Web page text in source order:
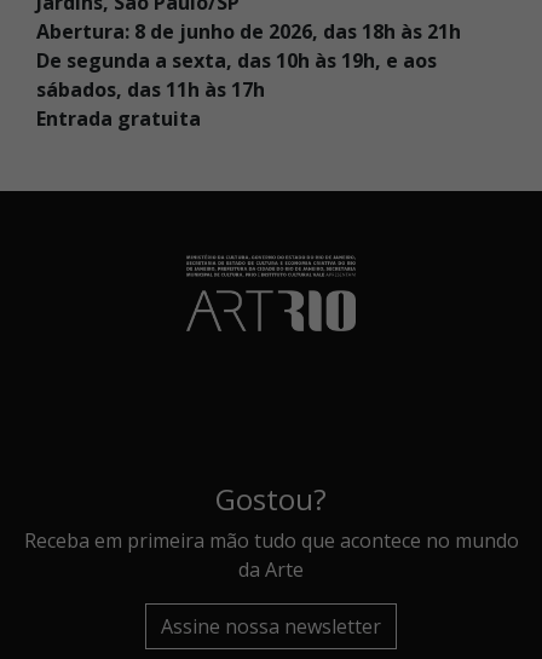
Abertura: 8 de junho de 2026, das 18h às 21h
De segunda a sexta, das 10h às 19h, e aos
sábados, das 11h às 17h
Entrada gratuita
Gostou?
Receba em primeira mão tudo que acontece no mundo
da Arte
Assine nossa newsletter